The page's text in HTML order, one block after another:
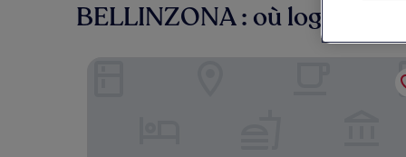
BELLINZONA : où loger à